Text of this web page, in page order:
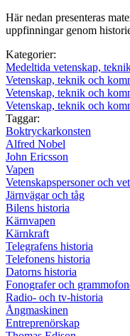
Här nedan presenteras
uppfinningar genom
Kategorier:
Medeltida vetenskap,
Vetenskap, teknik och
Vetenskap, teknik och
Vetenskap, teknik och
Taggar:
Boktryckarkonsten
Alfred Nobel
John Ericsson
Vapen
Vetenskapspersoner och
Järnvägar och tåg
Bilens historia
Kärnvapen
Kärnkraft
Telegrafens historia
Telefonens historia
Datorns historia
Fonografer och
Radio- och tv-historia
Ångmaskinen
Entreprenörskap